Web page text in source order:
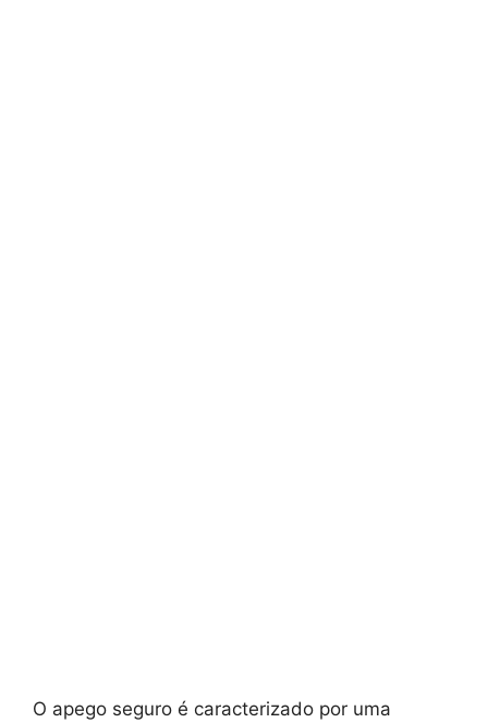
O apego seguro é caracterizado por uma